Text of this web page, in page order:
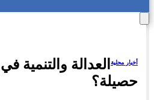
أخبار محلية
العدالة والتنمية
حصيلة؟